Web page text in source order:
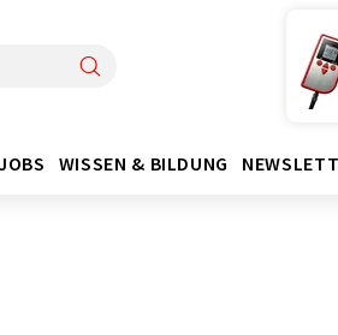
WISSEN & BILDUNG